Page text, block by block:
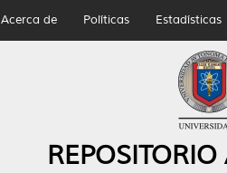
Acerca de Políticas Estadísticas